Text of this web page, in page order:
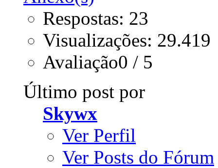
Respostas: 23
Visualizações: 29.419
Avaliação0 / 5
Último post por
Skywx
Ver Perfil
Ver Posts do Fórum